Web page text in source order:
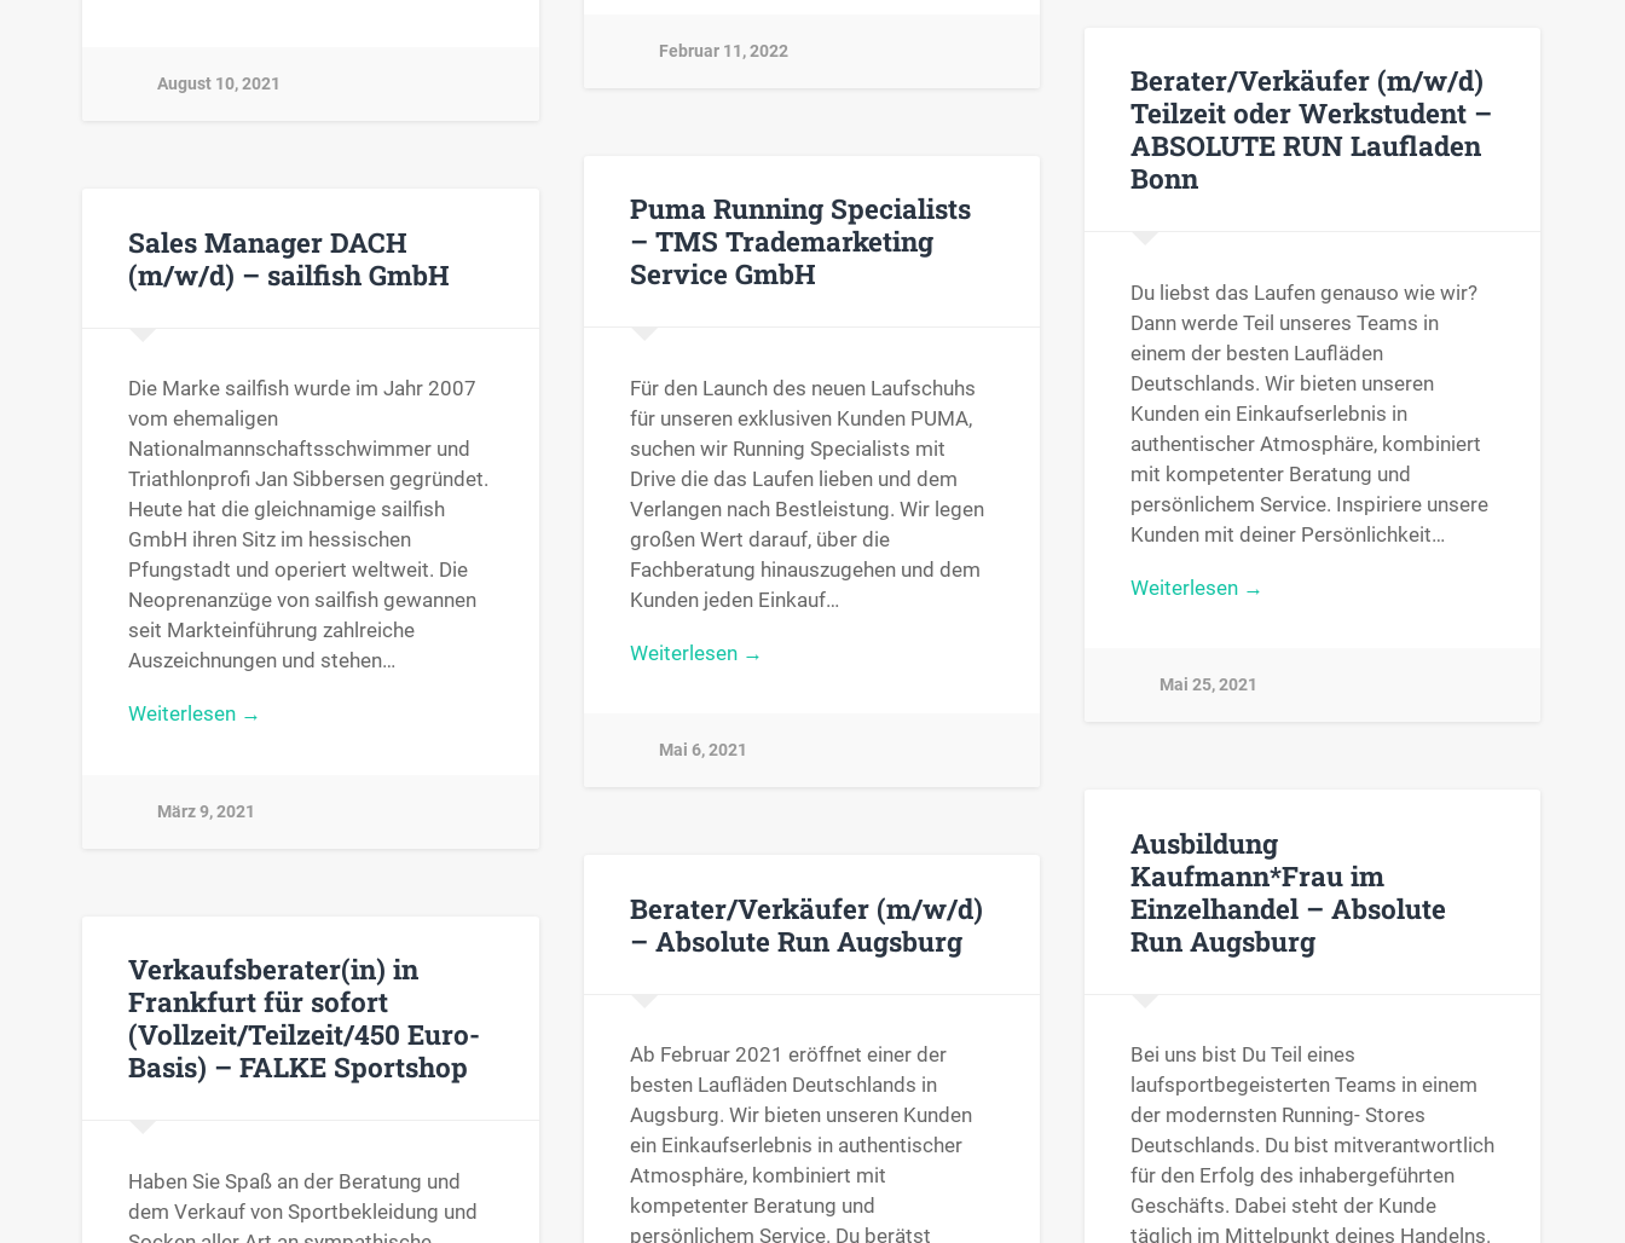
Februar 11, 2022
August 10, 2021
Berater/Verkäufer (m/w/d)
Teilzeit oder Werkstudent –
ABSOLUTE RUN Laufladen
Bonn
Du liebst das Laufen genauso wie wir?
Dann werde Teil unseres Teams in
einem der besten Laufläden
Deutschlands. Wir bieten unseren
Kunden ein Einkaufserlebnis in
authentischer Atmosphäre, kombiniert
mit kompetenter Beratung und
persönlichem Service. Inspiriere unsere
Kunden mit deiner Persönlichkeit…
Weiterlesen →
Mai 25, 2021
Puma Running Specialists
– TMS Trademarketing
Service GmbH
Für den Launch des neuen Laufschuhs
für unseren exklusiven Kunden PUMA,
suchen wir Running Specialists mit
Drive die das Laufen lieben und dem
Verlangen nach Bestleistung. Wir legen
großen Wert darauf, über die
Fachberatung hinauszugehen und dem
Kunden jeden Einkauf…
Weiterlesen →
Mai 6, 2021
Sales Manager DACH
(m/w/d) – sailfish GmbH
Die Marke sailfish wurde im Jahr 2007
vom ehemaligen
Nationalmannschaftsschwimmer und
Triathlonprofi Jan Sibbersen gegründet.
Heute hat die gleichnamige sailfish
GmbH ihren Sitz im hessischen
Pfungstadt und operiert weltweit. Die
Neoprenanzüge von sailfish gewannen
seit Markteinführung zahlreiche
Auszeichnungen und stehen…
Weiterlesen →
März 9, 2021
Ausbildung
Kaufmann*Frau im
Einzelhandel – Absolute
Run Augsburg
Bei uns bist Du Teil eines
laufsportbegeisterten Teams in einem
der modernsten Running- Stores
Deutschlands. Du bist mitverantwortlich
für den Erfolg des inhabergeführten
Geschäfts. Dabei steht der Kunde
täglich im Mittelpunkt deines Handelns.
Berater/Verkäufer (m/w/d)
– Absolute Run Augsburg
Ab Februar 2021 eröffnet einer der
besten Laufläden Deutschlands in
Augsburg. Wir bieten unseren Kunden
ein Einkaufserlebnis in authentischer
Atmosphäre, kombiniert mit
kompetenter Beratung und
persönlichem Service. Du berätst
Verkaufsberater(in) in
Frankfurt für sofort
(Vollzeit/Teilzeit/450 Euro-
Basis) – FALKE Sportshop
Haben Sie Spaß an der Beratung und
dem Verkauf von Sportbekleidung und